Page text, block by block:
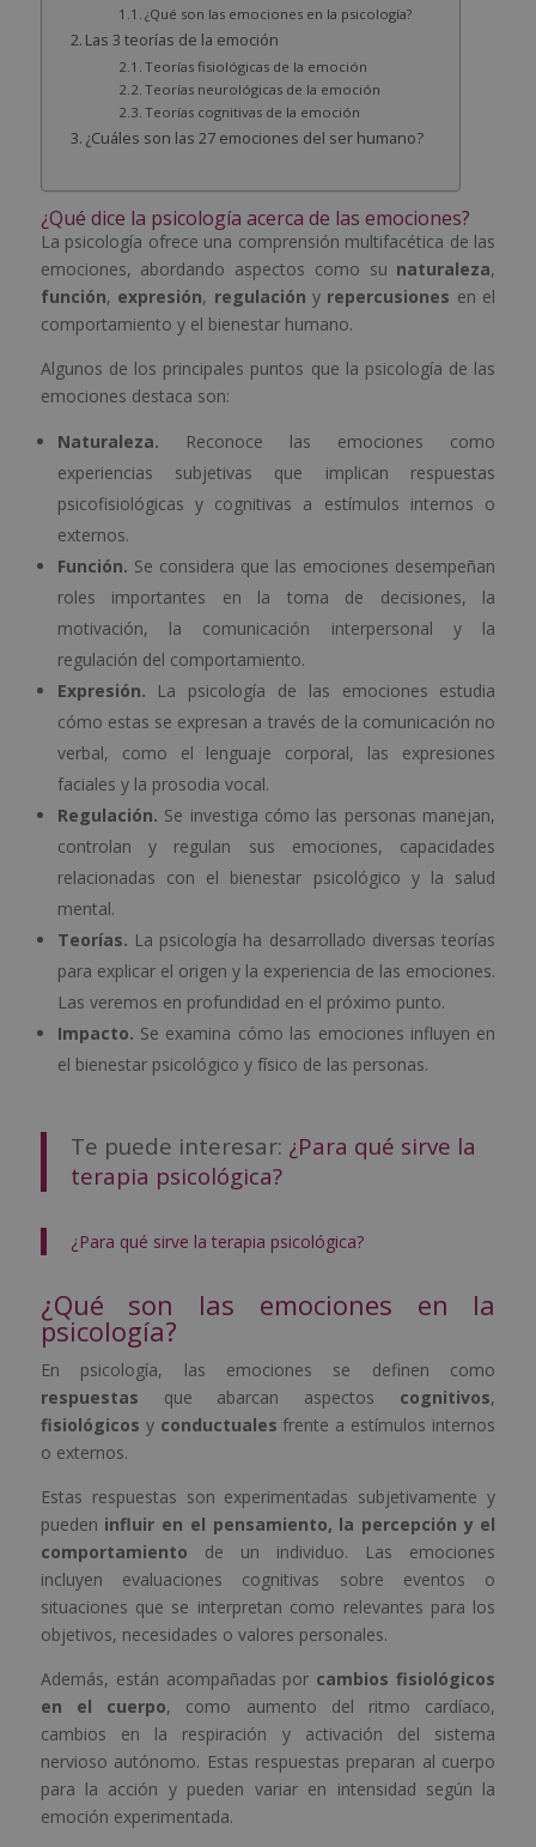
¿Qué son las emociones en la psicología?
Las 3 teorías de la emoción
Teorías fisiológicas de la emoción
Teorías neurológicas de la emoción
Teorías cognitivas de la emoción
¿Cuáles son las 27 emociones del ser humano?
¿Qué dice la psicología acerca de las emociones?
La psicología ofrece una comprensión multifacética de las
emociones, abordando aspectos como su naturaleza,
función, expresión, regulación y repercusiones en el
comportamiento y el bienestar humano.
Algunos de los principales puntos que la psicología de las
emociones destaca son:
Naturaleza.
Reconoce las emociones como
experiencias subjetivas que implican respuestas
psicofisiológicas y cognitivas a estímulos internos o
externos.
Función. Se considera que las emociones desempeñan
roles importantes en la toma de decisiones, la
motivación, la comunicación interpersonal y la
regulación del comportamiento.
Expresión. La psicología de las emociones estudia
cómo estas se expresan a través de la comunicación no
verbal, como el lenguaje corporal, las expresiones
faciales y la prosodia vocal.
Regulación. Se investiga cómo las personas manejan,
controlan y regulan sus emociones, capacidades
relacionadas con el bienestar psicológico y la salud
mental.
Teorías. La psicología ha desarrollado diversas teorías
para explicar el origen y la experiencia de las emociones.
Las veremos en profundidad en el próximo punto.
Impacto. Se examina cómo las emociones influyen en
el bienestar psicológico y físico de las personas.
Te puede interesar: ¿Para qué sirve la
terapia psicológica?
¿Para qué sirve la terapia psicológica?
¿Qué son las emociones en la
psicología?
En psicología, las emociones se definen como
respuestas que abarcan aspectos cognitivos,
fisiológicos y conductuales frente a estímulos internos
o externos.
Estas respuestas son experimentadas subjetivamente y
pueden influir en el pensamiento, la percepción y el
comportamiento de un individuo. Las emociones
incluyen evaluaciones cognitivas sobre eventos o
situaciones que se interpretan como relevantes para los
objetivos, necesidades o valores personales.
Además, están acompañadas por cambios fisiológicos
en el cuerpo, como aumento del ritmo cardíaco,
cambios en la respiración y activación del sistema
nervioso autónomo. Estas respuestas preparan al cuerpo
para la acción y pueden variar en intensidad según la
emoción experimentada.